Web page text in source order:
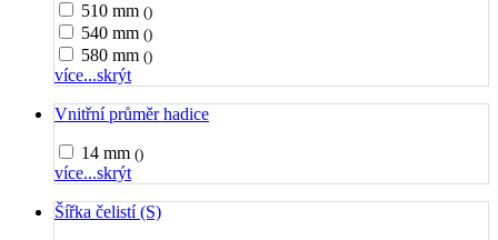
510 mm ()
540 mm ()
580 mm ()
více...skrýt
Vnitřní průměr hadice
14 mm ()
více...skrýt
Šířka čelistí (S)